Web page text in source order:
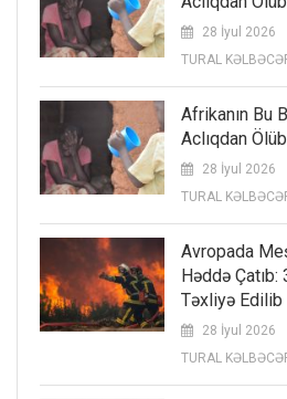
28 İyul 2026
TURAL
Afrikanın Bu
Aclıqdan Ölüb
28 İyul 2026
TURAL
Avropada
Həddə
Təxliyə Edilib
28 İyul 2026
TURAL